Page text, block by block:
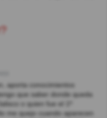
aporta conocimientos
que saber donde queda
o quien fue el 1º
me quejo cuando aparecen